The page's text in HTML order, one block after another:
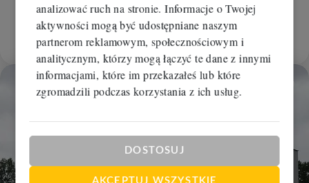
analizować ruch na stronie. Informacje o Twojej
aktywności mogą być udostępniane naszym
partnerom reklamowym, społecznościowym i
analitycznym, którzy mogą łączyć te dane z innymi
informacjami, które im przekazałeś lub które
zgromadzili podczas korzystania z ich usług.
DOSTOSUJ
AKCEPTUJ WSZYSTKIE
2 228 m
0,00 zł/m2
RBM-HW-111633 35 000 zł